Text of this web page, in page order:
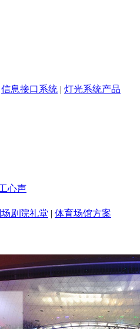
信息接口系统 | 灯光系统产品
心声
剧院礼堂 | 体育场馆方案